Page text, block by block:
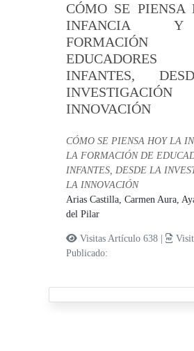
CÓMO SE PIENSA
INFANCIA
INFANTES,
INNOVACIÓN
CÓMO SE PIENSA HOY LA
LA FORMACIÓN DE
INFANTES, DESDE LA
LA INNOVACIÓN
Arias Castilla, Carmen Aura,
del Pilar
Visitas Artículo 638 |
Publicado: